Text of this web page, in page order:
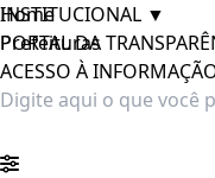
INSTITUCIONAL ▼
PORTAL DA
ACESSO À
Home
Prefeituras